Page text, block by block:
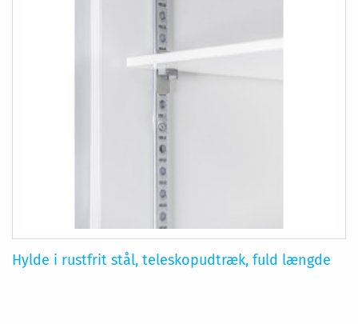
Hylde i rustfrit stål, teleskopudtræk, fuld længde